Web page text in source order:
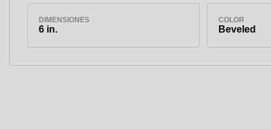
DIMENSIONES
6 in.
COLOR
Beveled